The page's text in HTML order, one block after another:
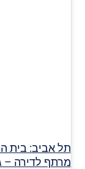
תל אביב: בית
מרתף לדירה –